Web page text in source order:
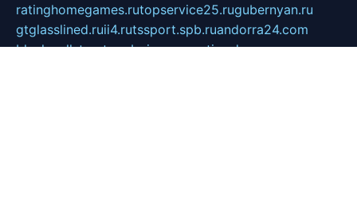
ratinghomegames.rutopservice25.rugubernyan.ru
gtglasslined.ruii4.rutssport.spb.ruandorra24.com
blackwallstreet.ruoboimos.ruoptim-doors.com.ru